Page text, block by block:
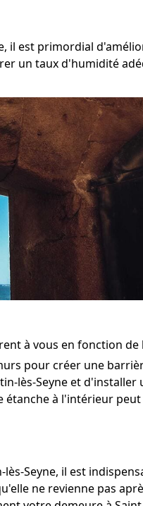
est primordial
un taux d'humidité
à vous en fonction
pour créer une
lès-Seyne et
à l'intérieur
Seyne, il est
ne revienne pas